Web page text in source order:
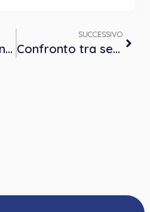
“Connettersi con…” Nuove prospettive per il lavoro psicoterapeutico individuale e familiare
SUCCESSIVO
Confronto tra setting tradizionale e virtuale nella psicoterapia dell’età evolutiva e dell’età adulta